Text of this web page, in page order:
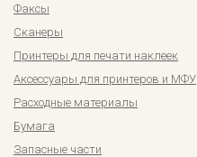
Факсы
Сканеры
Принтеры для печати наклеек
Аксессуары для принтеров и МФУ
Расходные материалы
Бумага
Запасные части